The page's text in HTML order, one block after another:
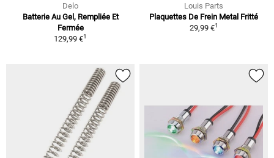
Delo
Batterie Au Gel, Rempliée Et
Fermée
129,99 €1
Louis Parts
Plaquettes De Frein Metal Fritté
29,99 €1